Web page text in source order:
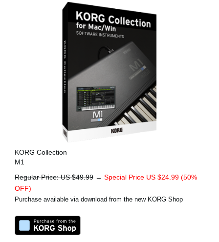
KORG Collection
M1
Regular Price: US $49.99 → Special Price US $24.99 (50%
OFF)
Purchase available via download from the new KORG Shop